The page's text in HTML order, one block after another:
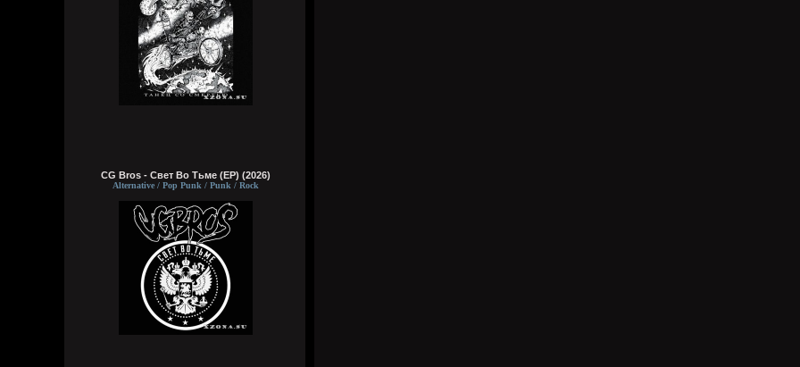
CG Bros - Свет Во Тьме (EP) (2026)
Alternative / Pop Punk / Punk / Rock